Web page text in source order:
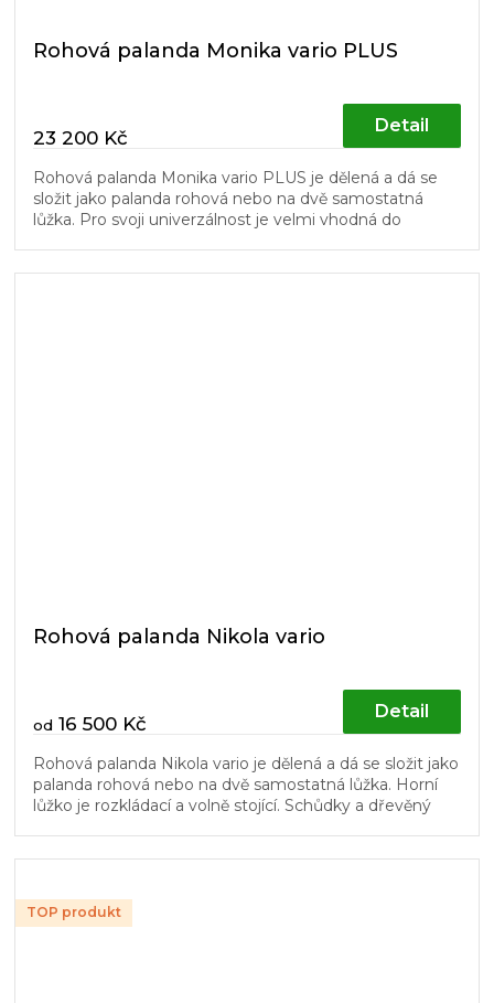
Rohová palanda Monika vario PLUS
23 200 Kč
Detail
Rohová palanda Monika vario PLUS je dělená a dá se
složit jako palanda rohová nebo na dvě samostatná
lůžka. Pro svoji univerzálnost je velmi vhodná do
Rohová palanda Nikola vario
od 16 500 Kč
Detail
Rohová palanda Nikola vario je dělená a dá se složit jako
palanda rohová nebo na dvě samostatná lůžka. Horní
lůžko je rozkládací a volně stojící. Schůdky a dřevěný
TOP produkt